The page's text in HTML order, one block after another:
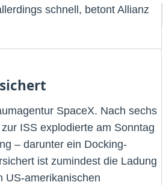
schnell, betont Allianz
SpaceX. Nach sechs
ISS explodierte am Sonntag
– darunter ein Docking-
ist zumindest die Ladung
US-amerikanischen